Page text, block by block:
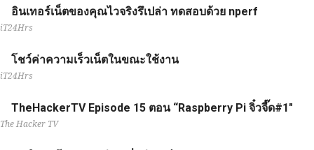
อินเทอร์เน็ตของคุณไวจริงรึเปล่า ทดสอบด้วย nperf
iT24Hrs
โชว์ค่าความเร็วเน็ตในขณะใช้งาน
iT24Hrs
TheHackerTV Episode 15 ตอน “Raspberry Pi จิ๋วจี๊ด#1"
The Hacker TV